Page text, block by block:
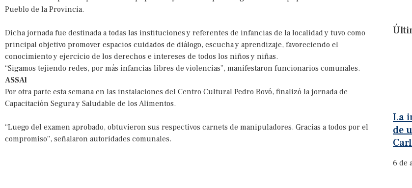
Pueblo de la Provincia.
Dicha jornada fue destinada a todas las instituciones y referentes de infancias de la localidad y tuvo como
principal objetivo promover espacios cuidados de diálogo, escucha y aprendizaje, favoreciendo el
conocimiento y ejercicio de los derechos e intereses de todos los niños y niñas.
“Sigamos tejiendo redes, por más infancias libres de violencias”, manifestaron funcionarios comunales.
ASSAl
Por otra parte esta semana en las instalaciones del Centro Cultural Pedro Bovó, finalizó la jornada de
Capacitación Segura y Saludable de los Alimentos.
“Luego del examen aprobado, obtuvieron sus respectivos carnets de manipuladores. Gracias a todos por el
compromiso”, señalaron autoridades comunales.
La
de
6 de